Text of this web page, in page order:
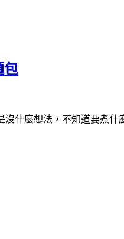
包
什麼想法，不知道要煮